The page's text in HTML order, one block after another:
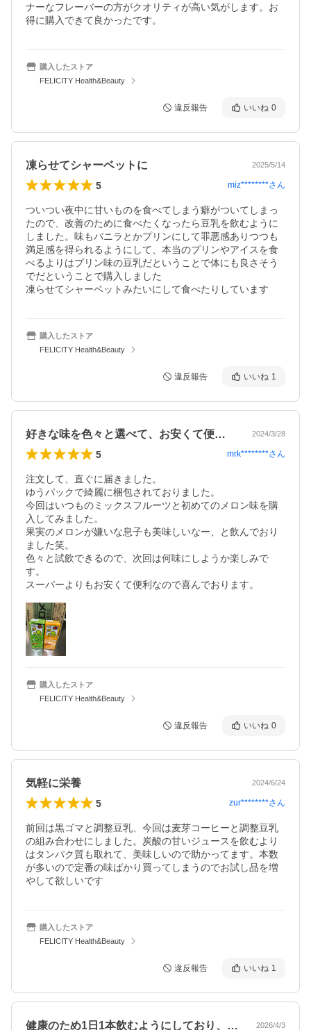
ナーなフレーバーの方がクオリティが高い気がします。お
得に購入できて良かったです。
購入したストア
FELICITY Health&Beauty
違反報告 いいね 0
凍らせてシャーベットに 2025/5/14
5 miz********さん
ついつい夜中に甘いものを食べてしまう癖がついてしまっ
たので、改善のために食べたくなったら豆乳を飲むように
しました。味もバニラとかプリンにして罪悪感ありつつも
満足感を得られるようにして、本当のプリンやアイスを食
べるよりはプリン味の豆乳だということで体にも良さそう
でだということで購入しました
凍らせてシャーベットみたいにして食べたりしています
購入したストア
FELICITY Health&Beauty
違反報告 いいね 1
好きな味を色々と選べて、お安くて便利です 2024/3/28
5 mrk********さん
注文して、直ぐに届きました。
ゆうパックで綺麗に梱包されておりました。
今回はいつものミックスフルーツと初めてのメロン味を購
入してみました。
果実のメロンが嫌いな息子も美味しいなー、と飲んでおり
ました笑。
色々と試飲できるので、次回は何味にしようか楽しみで
す。
スーパーよりもお安くて便利なので喜んでおります。
購入したストア
FELICITY Health&Beauty
違反報告 いいね 0
気軽に栄養 2024/6/24
5 zur********さん
前回は黒ゴマと調整豆乳、今回は麦芽コーヒーと調整豆乳
の組み合わせにしました。炭酸の甘いジュースを飲むより
はタンパク質も取れて、美味しいので助かってます。本数
が多いので定番の味ばかり買ってしまうのでお試し品を増
やして欲しいです
購入したストア
FELICITY Health&Beauty
違反報告 いいね 1
健康のため1日1本飲むようにしており、… 2026/4/3